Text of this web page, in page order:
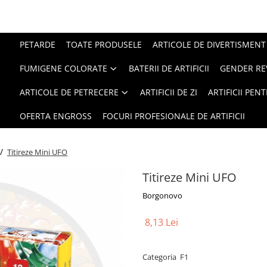
PETARDE TOATE PRODUSELE ARTICOLE DE DIVERTISMENT
FUMIGENE COLORATE BATERII DE ARTIFICII GENDER
ARTICOLE DE PETRECERE ARTIFICII DE ZI ARTIFICII
OFERTA ENGROSS FOCURI PROFESIONALE DE ARTIFICII
Titireze Mini UFO
Titireze Mini UFO
Borgonovo
8,13 Lei
Categoria F1